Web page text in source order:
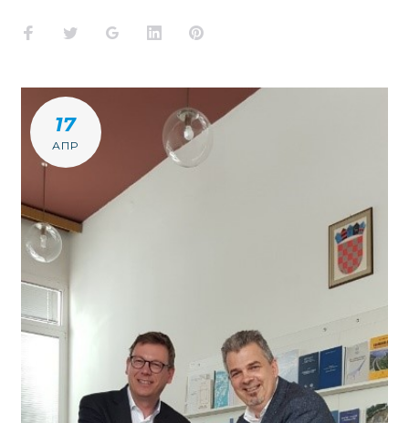
Facebook
TwitterGoogle+LinkedInPinterest
17
АПР